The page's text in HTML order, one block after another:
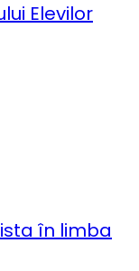
Elevilor
în limba